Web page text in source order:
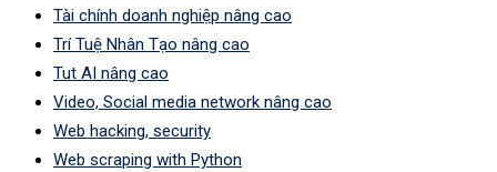
Tài chính doanh nghiệp nâng cao
Trí Tuệ Nhân Tạo nâng cao
Tut AI nâng cao
Video, Social media network nâng cao
Web hacking, security
Web scraping with Python